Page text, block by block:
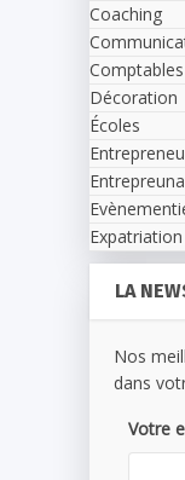
Coaching
Comptables
Décoration
Écoles
Expatriation
LA
Nos
dans
Votre